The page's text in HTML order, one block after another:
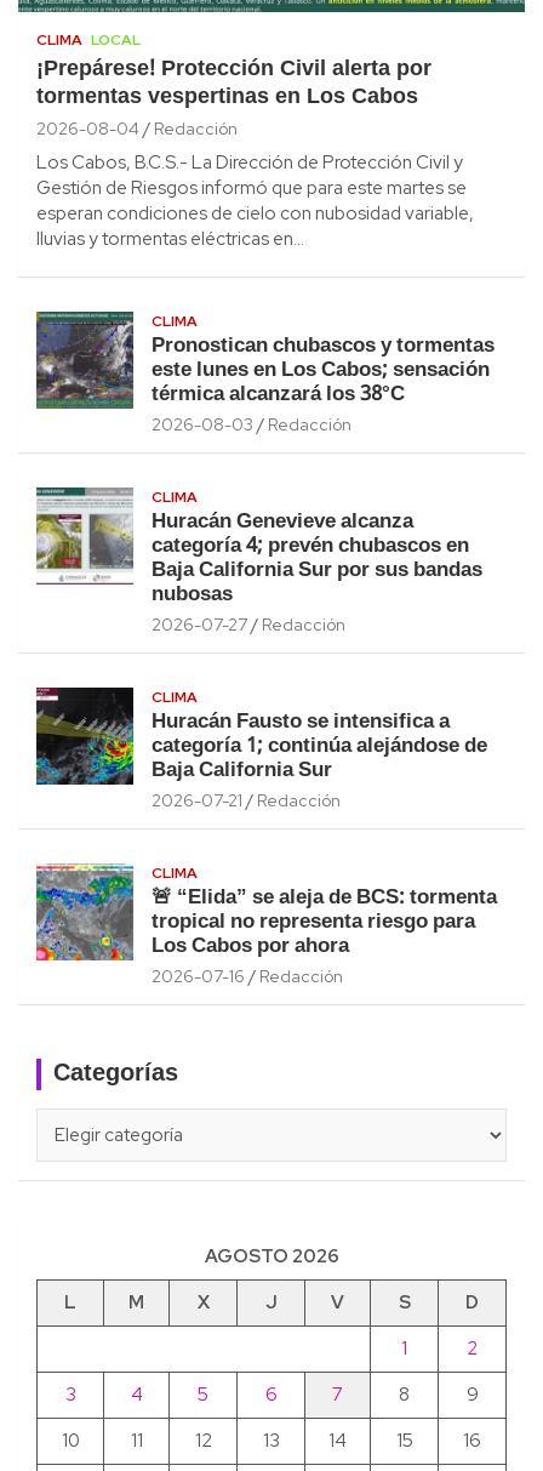
CLIMA LOCAL
¡Prepárese! Protección Civil alerta por
tormentas vespertinas en Los Cabos
2026-08-04 Redacción
Los Cabos, B.C.S.- La Dirección de Protección Civil y
Gestión de Riesgos informó que para este martes se
esperan condiciones de cielo con nubosidad variable,
lluvias y tormentas eléctricas en…
CLIMA
Pronostican chubascos y tormentas
este lunes en Los Cabos; sensación
térmica alcanzará los 38°C
2026-08-03 Redacción
CLIMA
Huracán Genevieve alcanza
categoría 4; prevén chubascos en
Baja California Sur por sus bandas
nubosas
2026-07-27 Redacción
CLIMA
Huracán Fausto se intensifica a
categoría 1; continúa alejándose de
Baja California Sur
2026-07-21 Redacción
CLIMA
🚨 “Elida” se aleja de BCS: tormenta
tropical no representa riesgo para
Los Cabos por ahora
2026-07-16 Redacción
Categorías
AGOSTO 2026
L
M X J V S
D
1
2
3
4 5 6 7 8
9
10
11 12 13 14 15 16